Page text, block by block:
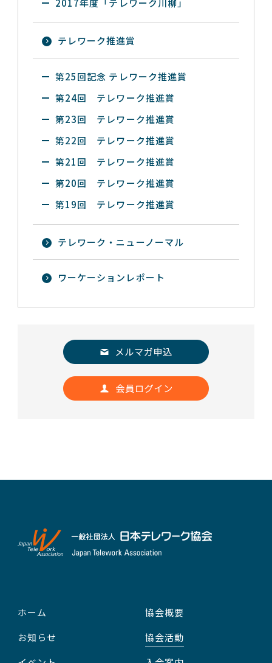
テレワーク推進賞
第25回記念 テレワーク推進賞
第24回 テレワーク推進賞
第23回 テレワーク推進賞
第22回 テレワーク推進賞
第21回 テレワーク推進賞
第20回 テレワーク推進賞
第19回 テレワーク推進賞
テレワーク・ニューノーマル
ワーケーションレポート
ホーム
お知らせ
協会概要
協会活動